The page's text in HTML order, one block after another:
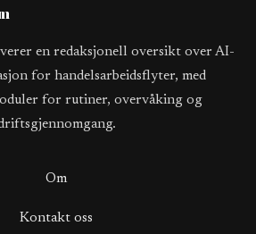
en redaksjonell oversikt over AI-
for handelsarbeidsflyter, med
for rutiner, overvåking og
Om
Kontakt oss